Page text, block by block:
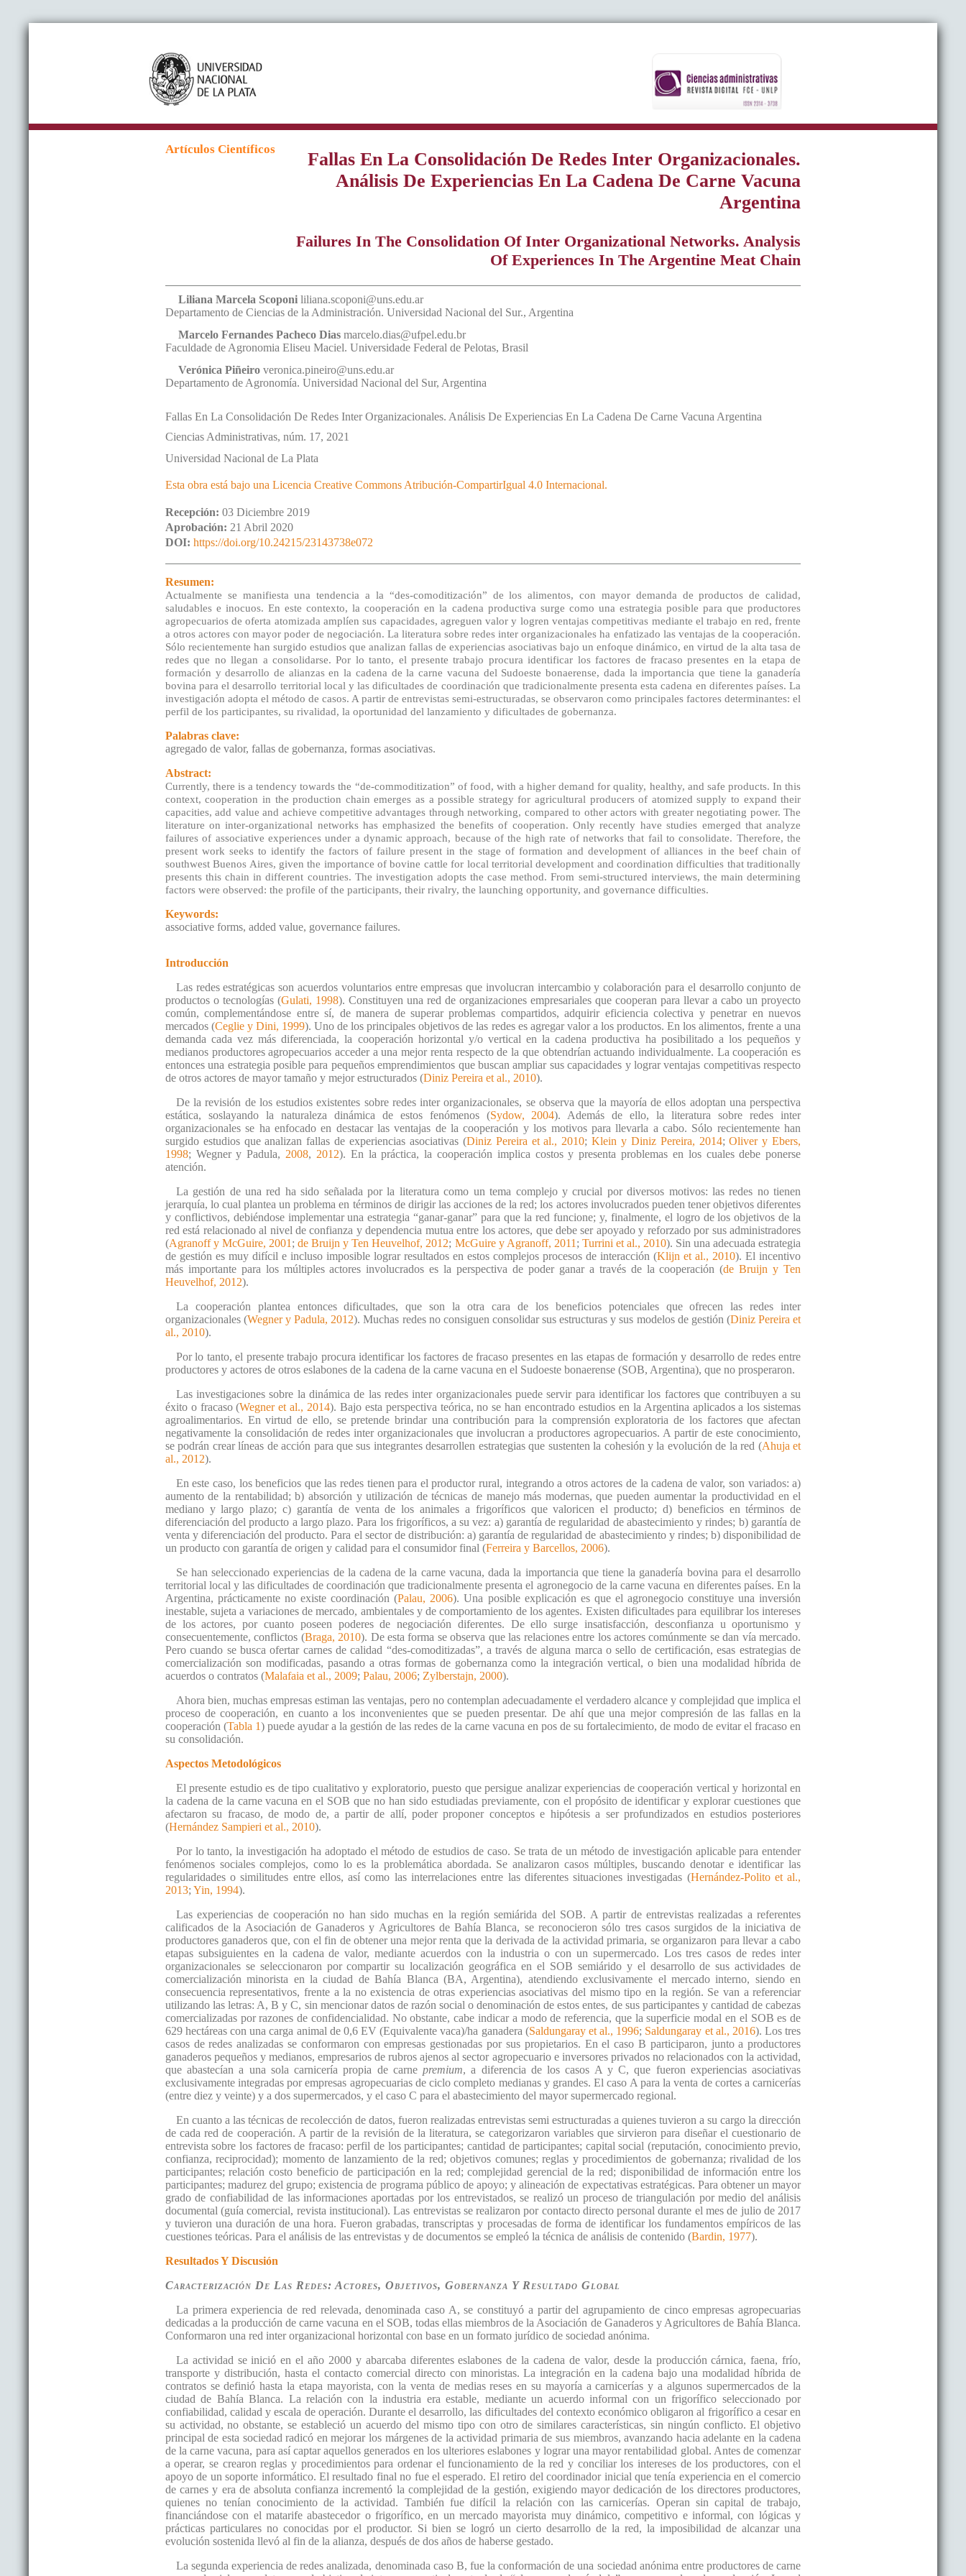
Artículos Científicos
Fallas En La Consolidación De Redes Inter Organizacionales.
Análisis De Experiencias En La Cadena De Carne Vacuna
Argentina
Failures In The Consolidation Of Inter Organizational Networks. Analysis
Of Experiences In The Argentine Meat Chain
Liliana Marcela Scoponi liliana.scoponi@uns.edu.ar
Departamento de Ciencias de la Administración. Universidad Nacional del Sur., Argentina
Marcelo Fernandes Pacheco Dias marcelo.dias@ufpel.edu.br
Faculdade de Agronomia Eliseu Maciel. Universidade Federal de Pelotas, Brasil
Verónica Piñeiro veronica.pineiro@uns.edu.ar
Departamento de Agronomía. Universidad Nacional del Sur, Argentina
Fallas En La Consolidación De Redes Inter Organizacionales. Análisis De Experiencias En La Cadena De Carne Vacuna Argentina
Ciencias Administrativas, núm. 17, 2021
Universidad Nacional de La Plata
Esta obra está bajo una Licencia Creative Commons Atribución-CompartirIgual 4.0 Internacional.
Recepción: 03 Diciembre 2019
Aprobación: 21 Abril 2020
DOI: https://doi.org/10.24215/23143738e072
Resumen:
Actualmente se manifiesta una tendencia a la “des-comoditización” de los alimentos, con mayor demanda de productos de calidad,
saludables e inocuos. En este contexto, la cooperación en la cadena productiva surge como una estrategia posible para que productores
agropecuarios de oferta atomizada amplíen sus capacidades, agreguen valor y logren ventajas competitivas mediante el trabajo en red, frente
a otros actores con mayor poder de negociación. La literatura sobre redes inter organizacionales ha enfatizado las ventajas de la cooperación.
Sólo recientemente han surgido estudios que analizan fallas de experiencias asociativas bajo un enfoque dinámico, en virtud de la alta tasa de
redes que no llegan a consolidarse. Por lo tanto, el presente trabajo procura identificar los factores de fracaso presentes en la etapa de
formación y desarrollo de alianzas en la cadena de la carne vacuna del Sudoeste bonaerense, dada la importancia que tiene la ganadería
bovina para el desarrollo territorial local y las dificultades de coordinación que tradicionalmente presenta esta cadena en diferentes países. La
investigación adopta el método de casos. A partir de entrevistas semi-estructuradas, se observaron como principales factores determinantes: el
perfil de los participantes, su rivalidad, la oportunidad del lanzamiento y dificultades de gobernanza.
Palabras clave:
agregado de valor, fallas de gobernanza, formas asociativas.
Abstract:
Currently, there is a tendency towards the “de-commoditization” of food, with a higher demand for quality, healthy, and safe products. In this
context, cooperation in the production chain emerges as a possible strategy for agricultural producers of atomized supply to expand their
capacities, add value and achieve competitive advantages through networking, compared to other actors with greater negotiating power. The
literature on inter-organizational networks has emphasized the benefits of cooperation. Only recently have studies emerged that analyze
failures of associative experiences under a dynamic approach, because of the high rate of networks that fail to consolidate. Therefore, the
present work seeks to identify the factors of failure present in the stage of formation and development of alliances in the beef chain of
southwest Buenos Aires, given the importance of bovine cattle for local territorial development and coordination difficulties that traditionally
presents this chain in different countries. The investigation adopts the case method. From semi-structured interviews, the main determining
factors were observed: the profile of the participants, their rivalry, the launching opportunity, and governance difficulties.
Keywords:
associative forms, added value, governance failures.
Introducción
Las redes estratégicas son acuerdos voluntarios entre empresas que involucran intercambio y colaboración para el desarrollo conjunto de
productos o tecnologías (Gulati, 1998). Constituyen una red de organizaciones empresariales que cooperan para llevar a cabo un proyecto
común, complementándose entre sí, de manera de superar problemas compartidos, adquirir eficiencia colectiva y penetrar en nuevos
mercados (Ceglie y Dini, 1999). Uno de los principales objetivos de las redes es agregar valor a los productos. En los alimentos, frente a una
demanda cada vez más diferenciada, la cooperación horizontal y/o vertical en la cadena productiva ha posibilitado a los pequeños y
medianos productores agropecuarios acceder a una mejor renta respecto de la que obtendrían actuando individualmente. La cooperación es
entonces una estrategia posible para pequeños emprendimientos que buscan ampliar sus capacidades y lograr ventajas competitivas respecto
de otros actores de mayor tamaño y mejor estructurados (Diniz Pereira et al., 2010).
De la revisión de los estudios existentes sobre redes inter organizacionales, se observa que la mayoría de ellos adoptan una perspectiva
estática, soslayando la naturaleza dinámica de estos fenómenos (Sydow, 2004). Además de ello, la literatura sobre redes inter
organizacionales se ha enfocado en destacar las ventajas de la cooperación y los motivos para llevarla a cabo. Sólo recientemente han
surgido estudios que analizan fallas de experiencias asociativas (Diniz Pereira et al., 2010;Klein y Diniz Pereira, 2014;Oliver y Ebers,
1998; Wegner y Padula, 2008, 2012). En la práctica, la cooperación implica costos y presenta problemas en los cuales debe ponerse
atención.
La gestión de una red ha sido señalada por la literatura como un tema complejo y crucial por diversos motivos: las redes no tienen
jerarquía, lo cual plantea un problema en términos de dirigir las acciones de la red; los actores involucrados pueden tener objetivos diferentes
y conflictivos, debiéndose implementar una estrategia “ganar-ganar” para que la red funcione; y, finalmente, el logro de los objetivos de la
red está relacionado al nivel de confianza y dependencia mutua entre los actores, que debe ser apoyado y reforzado por sus administradores
(Agranoff y McGuire, 2001 ;de Bruijn y Ten Heuvelhof, 2012; McGuire y Agranoff, 2011 ; Turrini et al., 2010). Sin una adecuada estrategia
de gestión es muy difícil e incluso imposible lograr resultados en estos complejos procesos de interacción (Klijn et al., 2010). El incentivo
más importante para los múltiples actores involucrados es la perspectiva de poder ganar a través de la cooperación (de Bruijn y Ten
Heuvelhof, 2012).
La cooperación plantea entonces dificultades, que son la otra cara de los beneficios potenciales que ofrecen las redes inter
organizacionales (Wegner y Padula, 2012). Muchas redes no consiguen consolidar sus estructuras y sus modelos de gestión (Diniz Pereira et
al., 2010).
Por lo tanto, el presente trabajo procura identificar los factores de fracaso presentes en las etapas de formación y desarrollo de redes entre
productores y actores de otros eslabones de la cadena de la carne vacuna en el Sudoeste bonaerense (SOB, Argentina), que no prosperaron.
Las investigaciones sobre la dinámica de las redes inter organizacionales puede servir para identificar los factores que contribuyen a su
éxito o fracaso (Wegner et al., 2014). Bajo esta perspectiva teórica, no se han encontrado estudios en la Argentina aplicados a los sistemas
agroalimentarios. En virtud de ello, se pretende brindar una contribución para la comprensión exploratoria de los factores que afectan
negativamente la consolidación de redes inter organizacionales que involucran a productores agropecuarios. A partir de este conocimiento,
se podrán crear líneas de acción para que sus integrantes desarrollen estrategias que sustenten la cohesión y la evolución de la red (Ahuja et
al., 2012).
En este caso, los beneficios que las redes tienen para el productor rural, integrando a otros actores de la cadena de valor, son variados: a)
aumento de la rentabilidad; b) absorción y utilización de técnicas de manejo más modernas, que pueden aumentar la productividad en el
mediano y largo plazo; c) garantía de venta de los animales a frigoríficos que valoricen el producto; d) beneficios en términos de
diferenciación del producto a largo plazo. Para los frigoríficos, a su vez: a) garantía de regularidad de abastecimiento y rindes; b) garantía de
venta y diferenciación del producto. Para el sector de distribución: a) garantía de regularidad de abastecimiento y rindes; b) disponibilidad de
un producto con garantía de origen y calidad para el consumidor final (Ferreira y Barcellos, 2006).
Se han seleccionado experiencias de la cadena de la carne vacuna, dada la importancia que tiene la ganadería bovina para el desarrollo
territorial local y las dificultades de coordinación que tradicionalmente presenta el agronegocio de la carne vacuna en diferentes países. En la
Argentina, prácticamente no existe coordinación (Palau, 2006). Una posible explicación es que el agronegocio constituye una inversión
inestable, sujeta a variaciones de mercado, ambientales y de comportamiento de los agentes. Existen dificultades para equilibrar los intereses
de los actores, por cuanto poseen poderes de negociación diferentes. De ello surge insatisfacción, desconfianza u oportunismo y
consecuentemente, conflictos (Braga, 2010). De esta forma se observa que las relaciones entre los actores comúnmente se dan vía mercado.
Pero cuando se busca ofertar carnes de calidad “des-comoditizadas”, a través de alguna marca o sello de certificación, esas estrategias de
comercialización son modificadas, pasando a otras formas de gobernanza como la integración vertical, o bien una modalidad híbrida de
acuerdos o contratos (Malafaia et al., 2009; Palau, 2006; Zylberstajn, 2000).
Ahora bien, muchas empresas estiman las ventajas, pero no contemplan adecuadamente el verdadero alcance y complejidad que implica el
proceso de cooperación, en cuanto a los inconvenientes que se pueden presentar. De ahí que una mejor compresión de las fallas en la
cooperación (Tabla 1) puede ayudar a la gestión de las redes de la carne vacuna en pos de su fortalecimiento, de modo de evitar el fracaso en
su consolidación.
Aspectos Metodológicos
El presente estudio es de tipo cualitativo y exploratorio, puesto que persigue analizar experiencias de cooperación vertical y horizontal en
la cadena de la carne vacuna en el SOB que no han sido estudiadas previamente, con el propósito de identificar y explorar cuestiones que
afectaron su fracaso, de modo de, a partir de allí, poder proponer conceptos e hipótesis a ser profundizados en estudios posteriores
(Hernández Sampieri et al., 2010).
Por lo tanto, la investigación ha adoptado el método de estudios de caso. Se trata de un método de investigación aplicable para entender
fenómenos sociales complejos, como lo es la problemática abordada. Se analizaron casos múltiples, buscando denotar e identificar las
regularidades o similitudes entre ellos, así como las interrelaciones entre las diferentes situaciones investigadas (Hernández-Polito et al.,
2013; Yin, 1994).
Las experiencias de cooperación no han sido muchas en la región semiárida del SOB. A partir de entrevistas realizadas a referentes
calificados de la Asociación de Ganaderos y Agricultores de Bahía Blanca, se reconocieron sólo tres casos surgidos de la iniciativa de
productores ganaderos que, con el fin de obtener una mejor renta que la derivada de la actividad primaria, se organizaron para llevar a cabo
etapas subsiguientes en la cadena de valor, mediante acuerdos con la industria o con un supermercado. Los tres casos de redes inter
organizacionales se seleccionaron por compartir su localización geográfica en el SOB semiárido y el desarrollo de sus actividades de
comercialización minorista en la ciudad de Bahía Blanca (BA, Argentina), atendiendo exclusivamente el mercado interno, siendo en
consecuencia representativos, frente a la no existencia de otras experiencias asociativas del mismo tipo en la región. Se van a referenciar
utilizando las letras: A, B y C, sin mencionar datos de razón social o denominación de estos entes, de sus participantes y cantidad de cabezas
comercializadas por razones de confidencialidad. No obstante, cabe indicar a modo de referencia, que la superficie modal en el SOB es de
629 hectáreas con una carga animal de 0,6 EV (Equivalente vaca)/ha ganadera (Saldungaray et al., 1996; Saldungaray et al., 2016). Los tres
casos de redes analizadas se conformaron con empresas gestionadas por sus propietarios. En el caso B participaron, junto a productores
ganaderos pequeños y medianos, empresarios de rubros ajenos al sector agropecuario e inversores privados no relacionados con la actividad,
que abastecían a una sola carnicería propia de carnepremium, a diferencia de los casos A y C, que fueron experiencias asociativas
exclusivamente integradas por empresas agropecuarias de ciclo completo medianas y grandes. El caso A para la venta de cortes a carnicerías
(entre diez y veinte) y a dos supermercados, y el caso C para el abastecimiento del mayor supermercado regional.
En cuanto a las técnicas de recolección de datos, fueron realizadas entrevistas semi estructuradas a quienes tuvieron a su cargo la dirección
de cada red de cooperación. A partir de la revisión de la literatura, se categorizaron variables que sirvieron para diseñar el cuestionario de
entrevista sobre los factores de fracaso: perfil de los participantes; cantidad de participantes; capital social (reputación, conocimiento previo,
confianza, reciprocidad); momento de lanzamiento de la red; objetivos comunes; reglas y procedimientos de gobernanza; rivalidad de los
participantes; relación costo beneficio de participación en la red; complejidad gerencial de la red; disponibilidad de información entre los
participantes; madurez del grupo; existencia de programa público de apoyo; y alineación de expectativas estratégicas. Para obtener un mayor
grado de confiabilidad de las informaciones aportadas por los entrevistados, se realizó un proceso de triangulación por medio del análisis
documental (guía comercial, revista institucional). Las entrevistas se realizaron por contacto directo personal durante el mes de julio de 2017
y tuvieron una duración de una hora. Fueron grabadas, transcriptas y procesadas de forma de identificar los fundamentos empíricos de las
cuestiones teóricas. Para el análisis de las entrevistas y de documentos se empleó la técnica de análisis de contenido (Bardin, 1977).
Resultados Y Discusión
Caracterización De Las Redes: Actores, Objetivos, Gobernanza Y Resultado Global
La primera experiencia de red relevada, denominada caso A, se constituyó a partir del agrupamiento de cinco empresas agropecuarias
dedicadas a la producción de carne vacuna en el SOB, todas ellas miembros de la Asociación de Ganaderos y Agricultores de Bahía Blanca.
Conformaron una red inter organizacional horizontal con base en un formato jurídico de sociedad anónima.
La actividad se inició en el año 2000 y abarcaba diferentes eslabones de la cadena de valor, desde la producción cárnica, faena, frío,
transporte y distribución, hasta el contacto comercial directo con minoristas. La integración en la cadena bajo una modalidad híbrida de
contratos se definió hasta la etapa mayorista, con la venta de medias reses en su mayoría a carnicerías y a algunos supermercados de la
ciudad de Bahía Blanca. La relación con la industria era estable, mediante un acuerdo informal con un frigorífico seleccionado por
confiabilidad, calidad y escala de operación. Durante el desarrollo, las dificultades del contexto económico obligaron al frigorífico a cesar en
su actividad, no obstante, se estableció un acuerdo del mismo tipo con otro de similares características, sin ningún conflicto. El objetivo
principal de esta sociedad radicó en mejorar los márgenes de la actividad primaria de sus miembros, avanzando hacia adelante en la cadena
de la carne vacuna, para así captar aquellos generados en los ulteriores eslabones y lograr una mayor rentabilidad global. Antes de comenzar
a operar, se crearon reglas y procedimientos para ordenar el funcionamiento de la red y conciliar los intereses de los productores, con el
apoyo de un soporte informático. El resultado final no fue el esperado. El retiro del coordinador inicial que tenía experiencia en el comercio
de carnes y era de absoluta confianza incrementó la complejidad de la gestión, exigiendo mayor dedicación de los directores productores,
quienes no tenían conocimiento de la actividad. También fue difícil la relación con las carnicerías. Operan sin capital de trabajo,
financiándose con el matarife abastecedor o frigorífico, en un mercado mayorista muy dinámico, competitivo e informal, con lógicas y
prácticas particulares no conocidas por el productor. Si bien se logró un cierto desarrollo de la red, la imposibilidad de alcanzar una
evolución sostenida llevó al fin de la alianza, después de dos años de haberse gestado.
La segunda experiencia de redes analizada, denominada caso B, fue la conformación de una sociedad anónima entre productores de carne